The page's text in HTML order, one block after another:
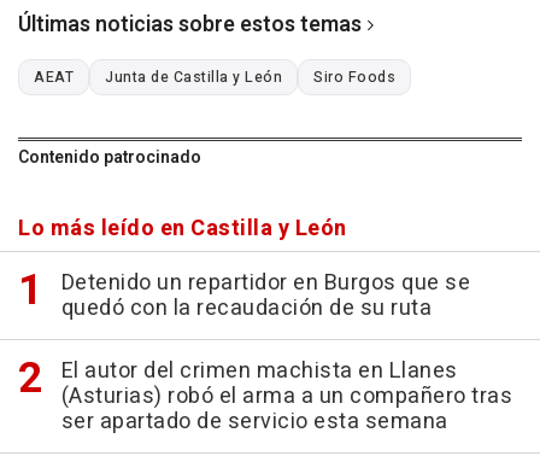
Últimas noticias sobre estos temas
AEAT Junta de Castilla y León Siro Foods
Contenido patrocinado
Lo más leído en Castilla y León
Detenido un repartidor en Burgos que se
quedó con la recaudación de su ruta
El autor del crimen machista en Llanes
(Asturias) robó el arma a un compañero tras
ser apartado de servicio esta semana